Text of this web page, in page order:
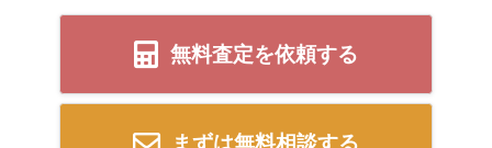
無料査定を依頼する